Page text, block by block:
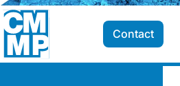
Contact